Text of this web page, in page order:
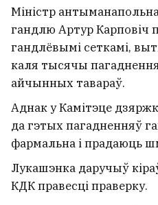
Міністр
гандлю Артур Карповіч
гандлёвымі сеткамі,
каля тысячы
айчынных тавараў.
Аднак у Камітэце
да гэтых пагадненняў
фармальна і прадаюць
Лукашэнка даручыў
КДК правесці праверку.